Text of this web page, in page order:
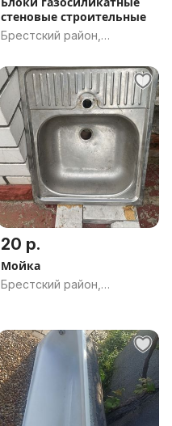
стеновые строительные
Брестский район,
20 р.
Мойка
Брестский район,